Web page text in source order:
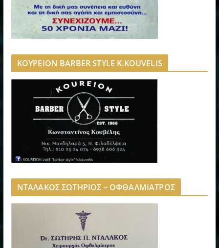
ΚΟΥΡΕΙΟΝ BARBER STYLE K.KOUVELIS
ΝΤΑΛΑΚΟΣ ΣΩΤΗΡΙΟΣ – ΟΦΘΑΛΜΙΑΤΡΟΣ